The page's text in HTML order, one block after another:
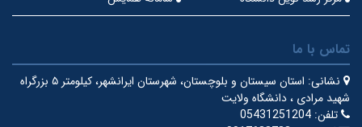
تماس با ما
نشانی:
استان سیستان و بلوچستان، شهرستان ایرانشهر، کیلومتر ۵ بزرگراه
شهید مرادی ، دانشگاه ولایت
تلفن: 05431251204